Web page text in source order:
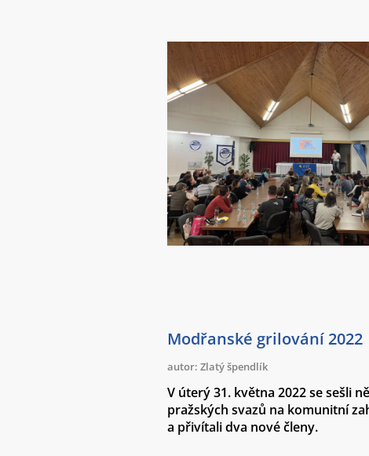
Modřanské grilování 2022
autor: Zlatý špendlík
V úterý 31. května 2022 se sešli
pražských svazů na komunitní
a přivítali dva nové členy.